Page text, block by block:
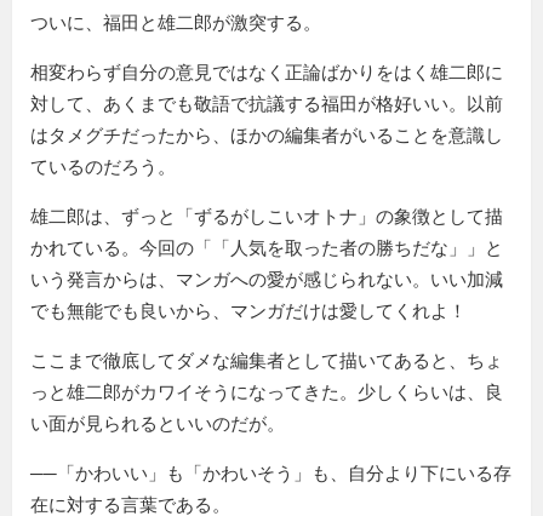
ついに、福田と雄二郎が激突する。
相変わらず自分の意見ではなく正論ばかりをはく雄二郎に
対して、あくまでも敬語で抗議する福田が格好いい。以前
はタメグチだったから、ほかの編集者がいることを意識し
ているのだろう。
雄二郎は、ずっと「ずるがしこいオトナ」の象徴として描
かれている。今回の「
人気を取った者の勝ちだな
」と
いう発言からは、マンガへの愛が感じられない。いい加減
でも無能でも良いから、マンガだけは愛してくれよ！
ここまで徹底してダメな編集者として描いてあると、ちょ
っと雄二郎がカワイそうになってきた。少しくらいは、良
い面が見られるといいのだが。
──「かわいい」も「かわいそう」も、自分より下にいる存
在に対する言葉である。